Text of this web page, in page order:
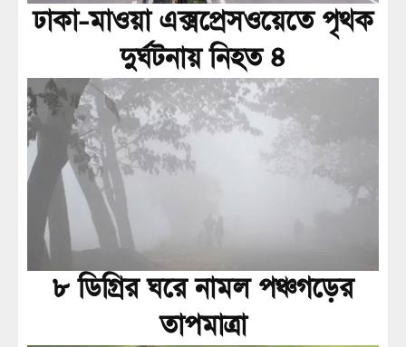
ঢাকা-মাওয়া এক্সপ্রেসওয়েতে পৃথক
দুর্ঘটনায় নিহত ৪
৮ ডিগ্রির ঘরে নামল পঞ্চগড়ের
তাপমাত্রা